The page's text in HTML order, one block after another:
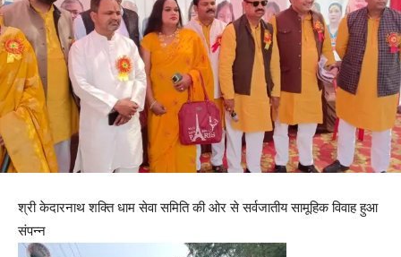
श्री केदारनाथ शक्ति धाम सेवा समिति की ओर से सर्वजातीय सामूहिक विवाह हुआ
संपन्न